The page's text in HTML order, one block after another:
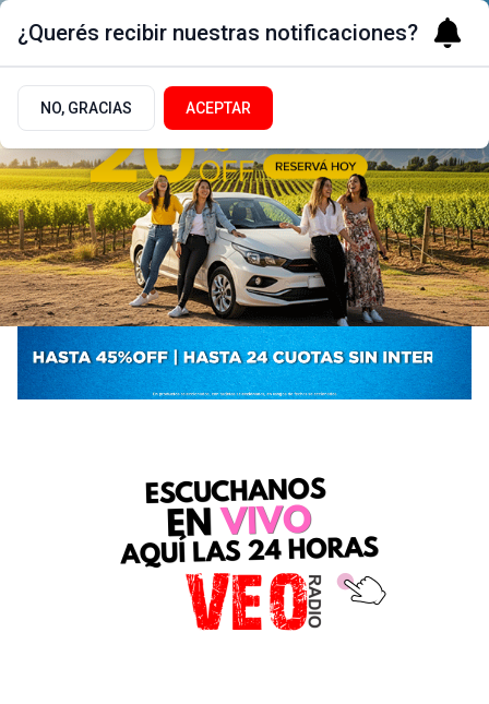
¿Querés recibir nuestras notificaciones?
NO, GRACIAS ACEPTAR